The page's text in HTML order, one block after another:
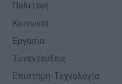
Πολιτική
Κοινωνία
Εργασία
Συνεντεύξεις
Επιστήμη-Τεχνολογία